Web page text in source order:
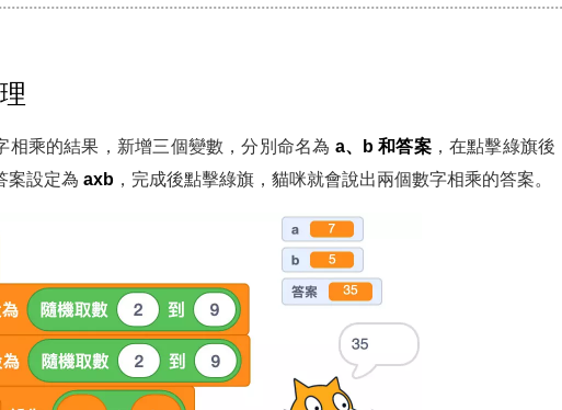
相乘的結果，新增三個變數，分別命名為 a、b 和答案，在點擊綠旗後
案設定為 axb ，完成後點擊綠旗，貓咪就會說出兩個數字相乘的答案。